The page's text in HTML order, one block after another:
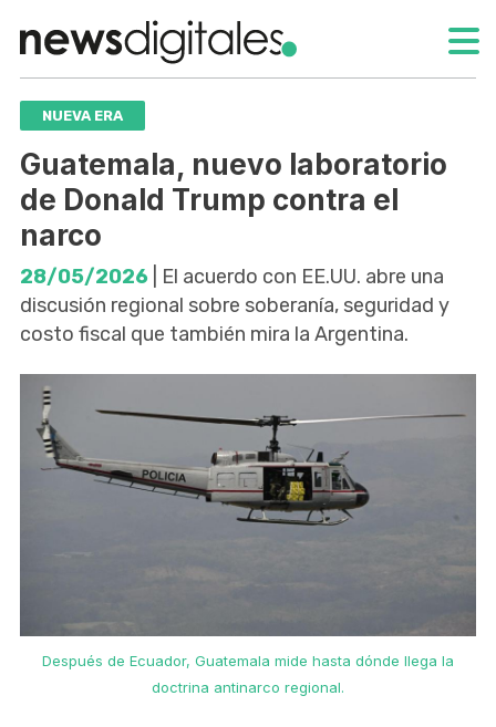
NUEVA ERA
Guatemala, nuevo laboratorio
de Donald Trump contra el
narco
28/05/2026 | El acuerdo con EE.UU. abre una
discusión regional sobre soberanía, seguridad y
costo fiscal que también mira la Argentina.
Después de Ecuador, Guatemala mide hasta dónde llega la
doctrina antinarco regional.